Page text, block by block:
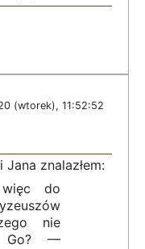
(wtorek), 11:52:52
znalazłem:
do
nie
Go? —